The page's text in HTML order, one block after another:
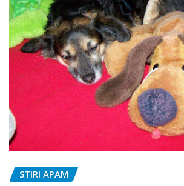
STIRI APAM